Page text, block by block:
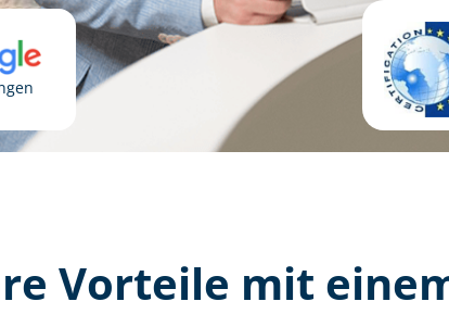
Vorteile mit